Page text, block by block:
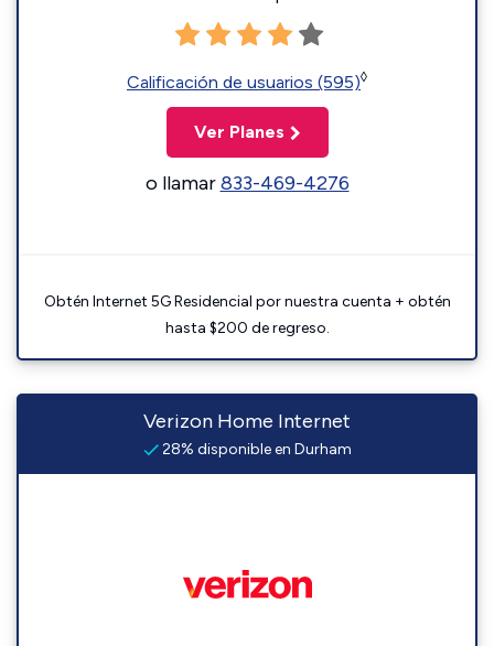
Calificación de usuarios (595)◊
Ver Planes
o llamar833-469-4276
Obtén Internet 5G Residencial por nuestra cuenta + obtén
hasta $200 de regreso.
Verizon Home Internet
28% disponible en Durham